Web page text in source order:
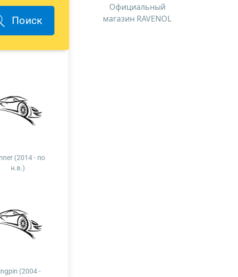
Поиск
(2014 - по
н.в.)
(2004 -
Официальный
магазин RAVENOL